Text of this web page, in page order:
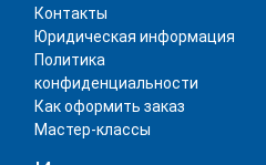
Контакты
Юридическая информация
Политика
конфиденциальности
Как оформить заказ
Мастер-классы